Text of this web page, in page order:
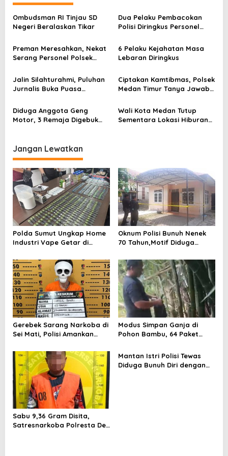
g
a
i
p
o
s
Ombudsman RI Tinjau SD
Negeri Beralaskan Tikar
Dua Pelaku Pembacokan
Polisi Diringkus Personel
Preman Meresahkan, Nekat
Serang Personel Polsek
6 Pelaku Kejahatan Masa
Lebaran Diringkus
Jalin Silahturahmi, Puluhan
Jurnalis Buka Puasa
Ciptakan Kamtibmas, Polsek
Medan Timur Tanya Jawab
Diduga Anggota Geng
Motor, 3 Remaja Digebuk
Wali Kota Medan Tutup
Sementara Lokasi Hiburan
Jangan Lewatkan
Polda Sumut Ungkap Home
Industri Vape Getar di
Oknum Polisi Bunuh Nenek
70 Tahun,Motif Diduga
Gerebek Sarang Narkoba di
Sei Mati, Polisi Amankan
Modus Simpan Ganja di
Pohon Bambu, 64 Paket
Sabu 9,36 Gram Disita,
Satresnarkoba Polresta Deli
Mantan Istri Polisi Tewas
Diduga Bunuh Diri dengan